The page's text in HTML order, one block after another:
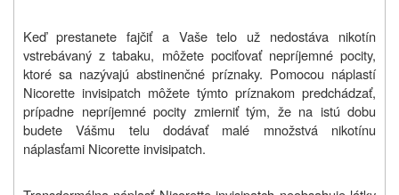
Keď prestanete fajčiť a Vaše telo už nedostáva nikotín
vstrebávaný z tabaku, môžete pociťovať nepríjemné pocity,
ktoré sa nazývajú abstinenčné príznaky. Pomocou náplastí
Nicorette invisipatch môžete týmto príznakom predchádzať,
prípadne nepríjemné pocity zmierniť tým, že na istú dobu
budete Vášmu telu dodávať malé množstvá nikotínu
náplasťami Nicorette invisipatch.